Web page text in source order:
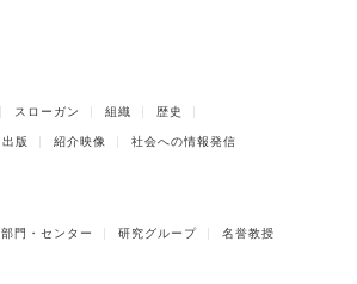
スローガン 組織 歴史
出版 紹介映像 社会への情報発信
部門・センター 研究グループ 名誉教授